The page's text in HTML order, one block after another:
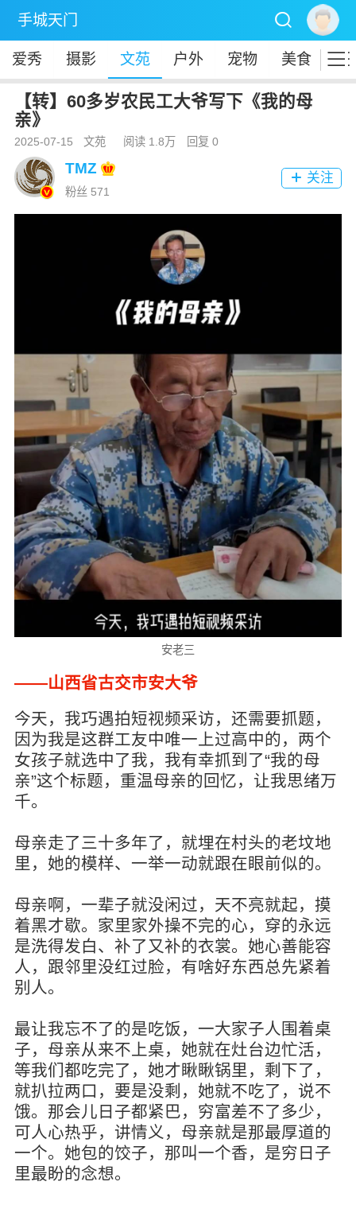
手城天门 
爱秀 摄影 文苑 户外 宠物 美食 钓

【转】60多岁农民工大爷写下《我的母
亲》
2025-07-15 文苑 阅读 1.8万 回复 0
TMZ
粉丝 571
 关注
安老三
——山西省古交市安大爷
今天，我巧遇拍短视频采访，还需要抓题，
因为我是这群工友中唯一上过高中的，两个
女孩子就选中了我，我有幸抓到了“我的母
亲”这个标题，重温母亲的回忆，让我思绪万
千。
母亲走了三十多年了，就埋在村头的老坟地
里，她的模样、一举一动就跟在眼前似的。
母亲啊，一辈子就没闲过，天不亮就起，摸
着黑才歇。家里家外操不完的心，穿的永远
是洗得发白、补了又补的衣裳。她心善能容
人，跟邻里没红过脸，有啥好东西总先紧着
别人。
最让我忘不了的是吃饭，一大家子人围着桌
子，母亲从来不上桌，她就在灶台边忙活，
等我们都吃完了，她才瞅瞅锅里，剩下了，
就扒拉两口，要是没剩，她就不吃了，说不
饿。那会儿日子都紧巴，穷富差不了多少，
可人心热乎，讲情义，母亲就是那最厚道的
一个。她包的饺子，那叫一个香，是穷日子
里最盼的念想。